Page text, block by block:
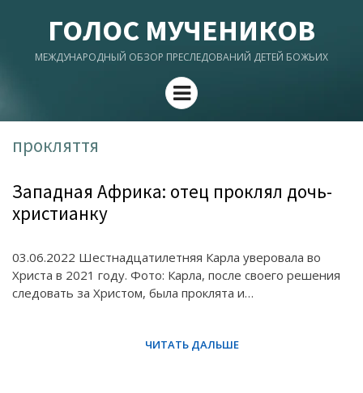
ГОЛОС МУЧЕНИКОВ
МЕЖДУНАРОДНЫЙ ОБЗОР ПРЕСЛЕДОВАНИЙ ДЕТЕЙ БОЖЬИХ
Menu
прокляття
Западная Африка: отец проклял дочь-
христианку
03.06.2022 Шестнадцатилетняя Карла уверовала во
Христа в 2021 году. Фото: Карла, после своего решения
следовать за Христом, была проклята и…